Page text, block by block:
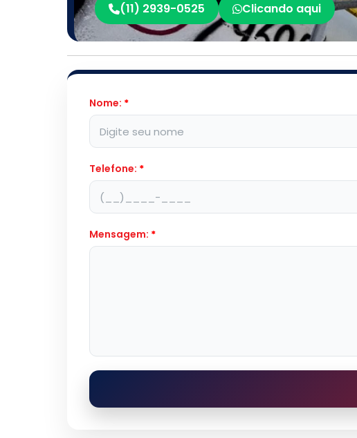
(11) 2939-0525 Clicando aqui
Nome: *
Telefone: *
Mensagem: *